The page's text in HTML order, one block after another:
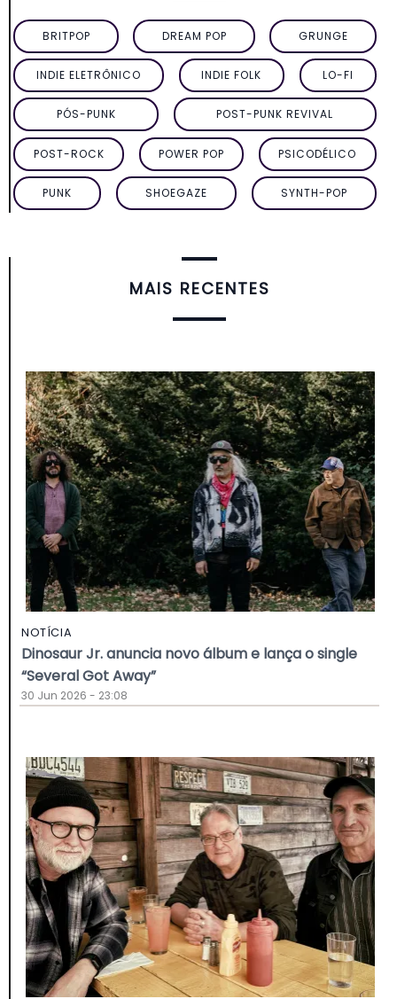
BRITPOP DREAM POP GRUNGE
INDIE ELETRÔNICO INDIE FOLK LO-FI
PÓS-PUNK POST-PUNK REVIVAL
POST-ROCK POWER POP PSICODÉLICO
PUNK SHOEGAZE SYNTH-POP
MAIS RECENTES
NOTÍCIA
Dinosaur Jr. anuncia novo álbum e lança o single
“Several Got Away”
30 Jun 2026 - 23:08